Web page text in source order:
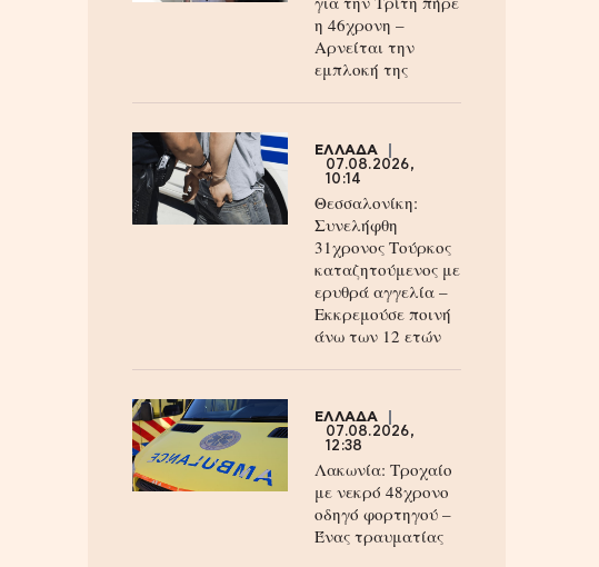
η 46χρονη –
Aρνείται την
εμπλοκή της
ΕΛΛΑΔΑ
07.08.2026,
10:14
Θεσσαλονίκη:
Συνελήφθη
31χρονος Τούρκος
καταζητούμενος με
ερυθρά αγγελία –
Εκκρεμούσε ποινή
άνω των 12 ετών
ΕΛΛΑΔΑ
07.08.2026,
12:38
Λακωνία: Τροχαίο
με νεκρό 48χρονο
οδηγό φορτηγού –
Ένας τραυματίας